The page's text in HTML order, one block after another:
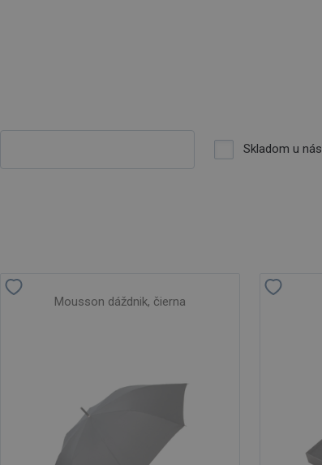
Skladom u nás
Mousson dáždnik, čierna